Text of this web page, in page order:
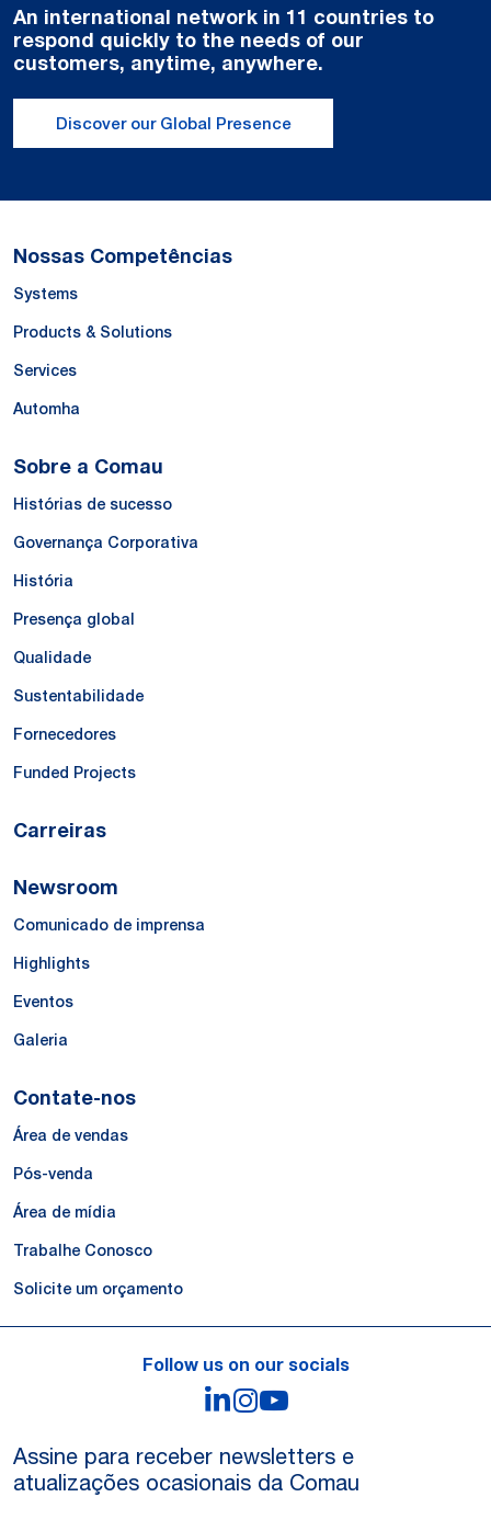
An international network in 11 countries to
respond quickly to the needs of our
customers, anytime, anywhere.
Discover our Global Presence
Nossas Competências
Systems
Products & Solutions
Services
Automha
Sobre a Comau
Histórias de sucesso
Governança Corporativa
História
Presença global
Qualidade
Sustentabilidade
Fornecedores
Funded Projects
Carreiras
Newsroom
Comunicado de imprensa
Highlights
Eventos
Galeria
Contate-nos
Área de vendas
Pós-venda
Área de mídia
Trabalhe Conosco
Solicite um orçamento
Follow us on our socials
LinkedIn
Instagram
Assine para receber newsletters e
atualizações ocasionais da Comau